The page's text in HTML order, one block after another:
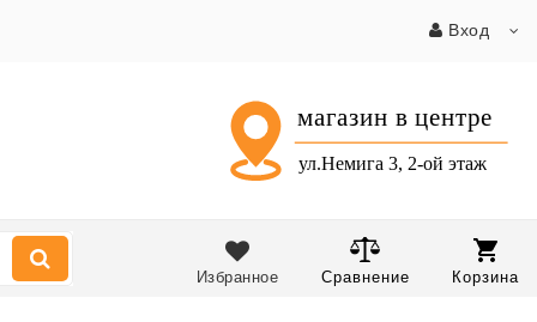
Вход
Корзина
Сравнение
Избранное